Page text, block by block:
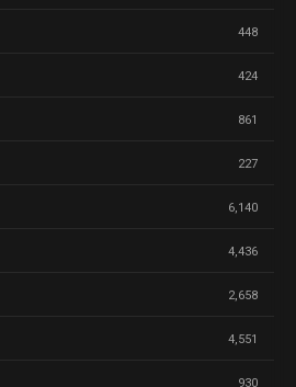
448
424
861
227
6,140
4,436
2,658
4,551
930